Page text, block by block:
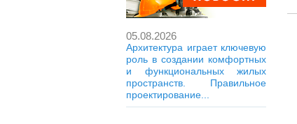
05.08.2026
Архитектура играет ключевую
роль в создании комфортных
и функциональных жилых
пространств. Правильное
проектирование...